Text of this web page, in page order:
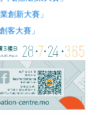
創新大賽」
客大賽」